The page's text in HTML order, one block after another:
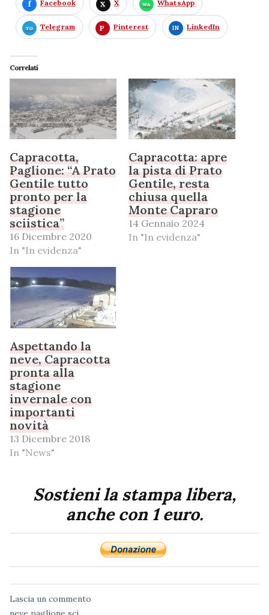
Facebook X WhatsApp
Telegram Pinterest LinkedIn
Correlati
Capracotta,
Paglione: “A Prato
Gentile tutto
pronto per la
stagione
sciistica”
16 Dicembre 2020
In "In evidenza"
Capracotta: apre
la pista di Prato
Gentile, resta
chiusa quella
Monte Capraro
14 Gennaio 2024
In "In evidenza"
Aspettando la
neve, Capracotta
pronta alla
stagione
invernale con
importanti
novità
13 Dicembre 2018
In "News"
Sostieni la stampa libera,
anche con 1 euro.
Lascia un commento